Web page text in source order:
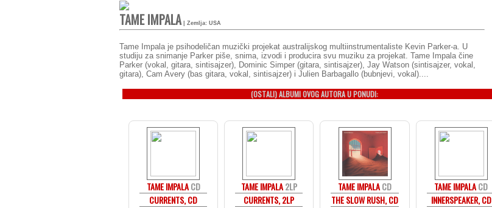
TAME IMPALA| Zemlja: USA
Tame Impala je psihodeličan muzički projekat australijskog multiinstrumentaliste Kevin Parker-a. U
studiju za snimanje Parker piše, snima, izvodi i producira svu muziku za projekat. Tame Impala čine
Parker (vokal, gitara, sintisajzer), Dominic Simper (gitara, sintisajzer), Jay Watson (sintisajzer, vokal,
gitara), Cam Avery (bas gitara, vokal, sintisajzer) i Julien Barbagallo (bubnjevi, vokal)....
(OSTALI) ALBUMI OVOG AUTORA U PONUDI:
TAME IMPALACD
CURRENTS, CD
TAME IMPALA2LP
CURRENTS, 2LP
TAME IMPALACD
THE SLOW RUSH, CD
TAME IMPALACD
INNERSPEAKER, CD